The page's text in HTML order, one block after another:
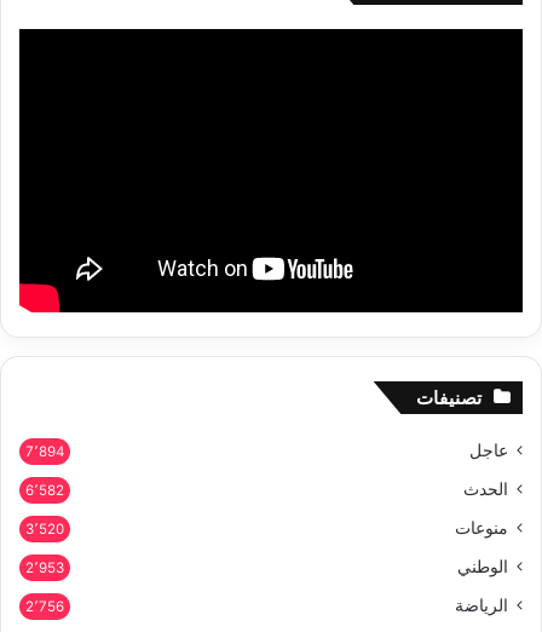
تصنيفات
عاجل 7٬894
الحدث 6٬582
منوعات 3٬520
الوطني 2٬953
الرياضة 2٬756